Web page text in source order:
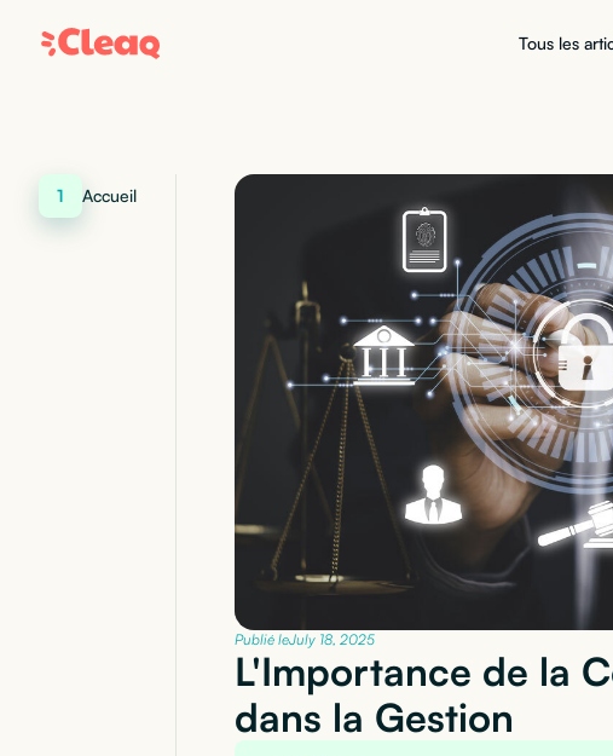
Tous les
1 Accueil
Publié leJuly 18, 2025
L'Importance de la
dans la Gestion